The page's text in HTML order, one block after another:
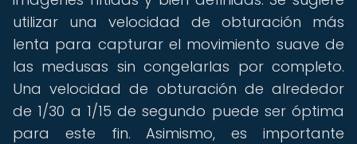
utilizar una velocidad de obturación más
lenta para capturar el movimiento suave de
las medusas sin congelarlas por completo.
Una velocidad de obturación de alrededor
de 1/30 a 1/15 de segundo puede ser óptima
para este fin. Asimismo, es importante